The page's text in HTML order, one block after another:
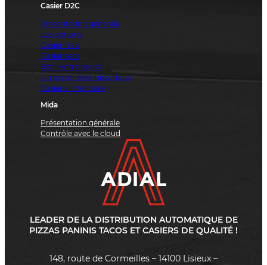
Casier D2C
Présentation générale
Les options
Casier frais
Casier secs
Bâtir votre projet
Un partenariat historique
Casier alimentaire
Mida
Présentation générale
Contrôle avec le cloud
LEADER DE LA DISTRIBUTION AUTOMATIQUE DE
PIZZAS PANINIS TACOS ET CASIERS DE QUALITÉ !
148, route de Cormeilles – 14100 Lisieux –